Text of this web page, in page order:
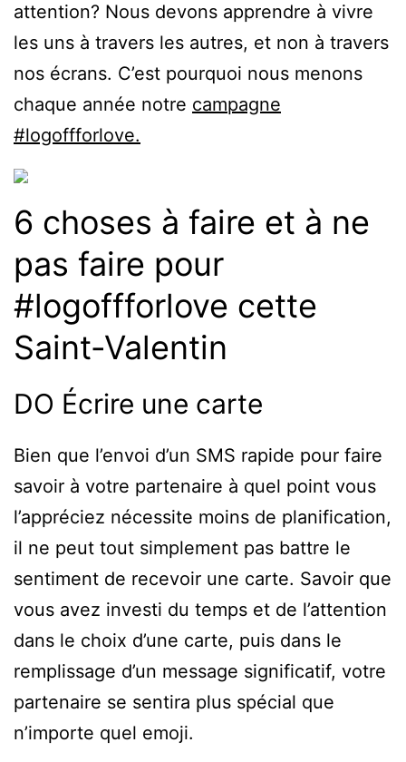
attention? Nous devons apprendre à vivre
les uns à travers les autres, et non à travers
nos écrans. C’est pourquoi nous menons
chaque année notre campagne
#logoffforlove.
6 choses à faire et à ne
pas faire pour
#logoffforlove cette
Saint-Valentin
DO Écrire une carte
Bien que l’envoi d’un SMS rapide pour faire
savoir à votre partenaire à quel point vous
l’appréciez nécessite moins de planification,
il ne peut tout simplement pas battre le
sentiment de recevoir une carte. Savoir que
vous avez investi du temps et de l’attention
dans le choix d’une carte, puis dans le
remplissage d’un message significatif, votre
partenaire se sentira plus spécial que
n’importe quel emoji.